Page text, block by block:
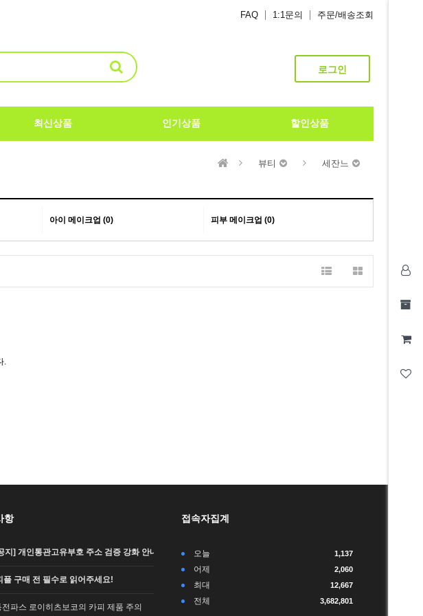
FAQ 1:1문의 주문/배송조회
로그인
최신상품 인기상품 할인상품
뷰티 세잔느
아이 메이크업 (0) 피부 메이크업 (0)
.
항
지] 개인통관고유부호 주소 검증 강화 안내 (…
플 구매 전 필수로 읽어주세요!
전파스 로이히츠보코의 카피 제품 주의
접속자집계
오늘 1,137
어제 2,060
최대 12,667
전체 3,682,801